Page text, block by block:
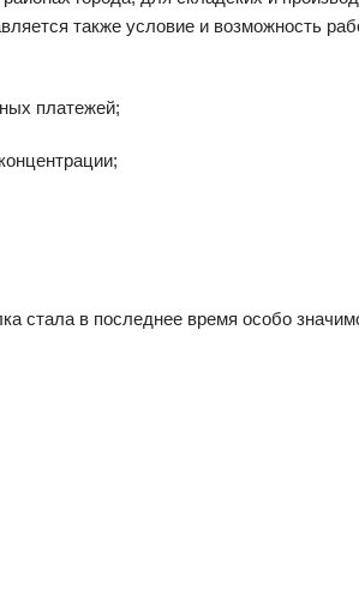
также условие и возможность
платежей;
стала в последнее время особо